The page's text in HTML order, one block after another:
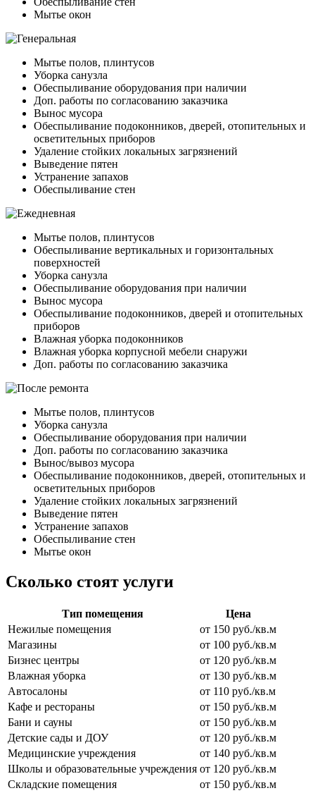
Мытье окон
Мытье полов, плинтусов
Уборка санузла
Обеспыливание оборудования при наличии
Доп. работы по согласованию заказчика
Вынос мусора
Обеспыливание подоконников, дверей, отопительных и
осветительных приборов
Удаление стойких локальных загрязнений
Выведение пятен
Устранение запахов
Обеспыливание стен
Мытье полов, плинтусов
Обеспыливание вертикальных и горизонтальных
поверхностей
Уборка санузла
Обеспыливание оборудования при наличии
Вынос мусора
Обеспыливание подоконников, дверей и отопительных
приборов
Влажная уборка подоконников
Влажная уборка корпусной мебели снаружи
Доп. работы по согласованию заказчика
Мытье полов, плинтусов
Уборка санузла
Обеспыливание оборудования при наличии
Доп. работы по согласованию заказчика
Вынос/вывоз мусора
Обеспыливание подоконников, дверей, отопительных и
осветительных приборов
Удаление стойких локальных загрязнений
Выведение пятен
Устранение запахов
Обеспыливание стен
Мытье окон
Сколько стоят услуги
Тип помещения
Цена
Нежилые помещения
от 150 руб./кв.м
Магазины
от 100 руб./кв.м
Бизнес центры
от 120 руб./кв.м
Влажная уборка
от 130 руб./кв.м
Автосалоны
от 110 руб./кв.м
Кафе и рестораны
от 150 руб./кв.м
Бани и сауны
от 150 руб./кв.м
Детские сады и ДОУ
от 120 руб./кв.м
Медицинские учреждения
от 140 руб./кв.м
Школы и образовательные учреждения от 120 руб./кв.м
Складские помещения
от 150 руб./кв.м